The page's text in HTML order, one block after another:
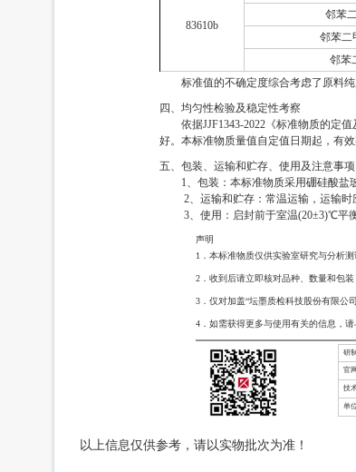
83610b
邻苯
邻苯二
邻苯
标准值的不确定度综合考虑了原料
四、均匀性检验及稳定性考察
依据JJF1343-2022《标准物质的定
好。本标准物质量值自定值日期起，有
五、包装、运输和贮存、使用及注意事项
1、包装：本标准物质采用硼硅酸盐
2、运输和贮存：常温运输，运输时
3、使用：启封前于室温(20±3)℃平衡
声明
1．本标准物质仅供实验室研究与分析
2．收到后请立即核对品种、数量和包
3．仅对加盖“坛墨质检科技股份有限公
4．如需获得更多与使用有关的信息，请
研
官
技
单
以上信息仅供参考，请以实物批次为准！